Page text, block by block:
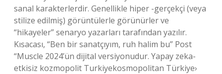
sanal karakterlerdir. Genellikle hiper -gerçekçi (veya
stilize edilmiş) görüntülerle görünürler ve
“hikayeler” senaryo yazarları tarafından yazılır.
Kısacası, “Ben bir sanatçıyım, ruh halim bu” Post
“Muscle 2024’ün dijital versiyonudur. Yapay zeka-
etkisiz kozmopolit Turkiyekosmopolitan Türkiye›